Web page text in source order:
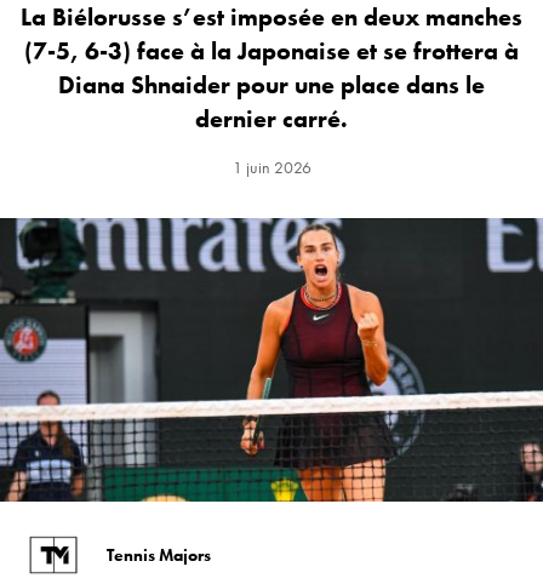
La Biélorusse s’est imposée en deux manches
(7-5, 6-3) face à la Japonaise et se frottera à
Diana Shnaider pour une place dans le
dernier carré.
1 juin 2026
Tennis Majors